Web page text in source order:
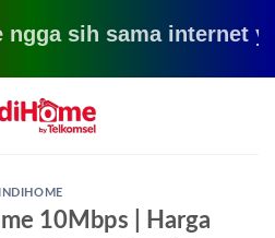
sih sama internet
INDIHOME
10Mbps | Harga